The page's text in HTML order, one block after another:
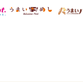
総研 ディズニー特
mimot. うまい